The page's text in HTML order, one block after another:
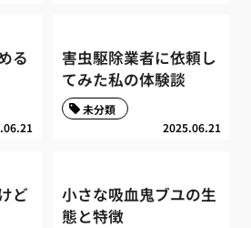
る
害虫駆除業者に依頼し
てみた私の体験談
2025.06.21
未分類
ど
小さな吸血鬼ブユの生
態と特徴